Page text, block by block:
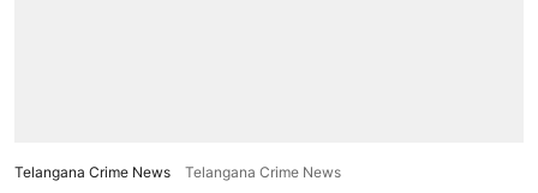
Telangana Crime News Telangana Crime News